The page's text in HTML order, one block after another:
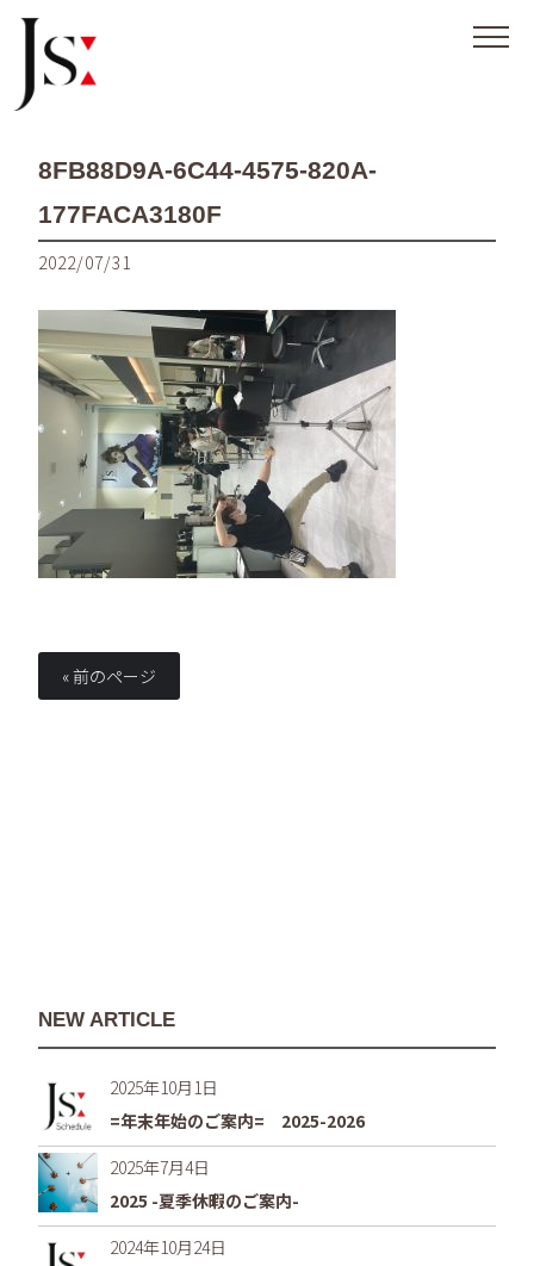
8FB88D9A-6C44-4575-820A-
177FACA3180F
2022/07/31
« 前のページ
NEW ARTICLE
2025年10月1日
=年末年始のご案内= 2025-2026
2025年7月4日
2025 -夏季休暇のご案内-
2024年10月24日